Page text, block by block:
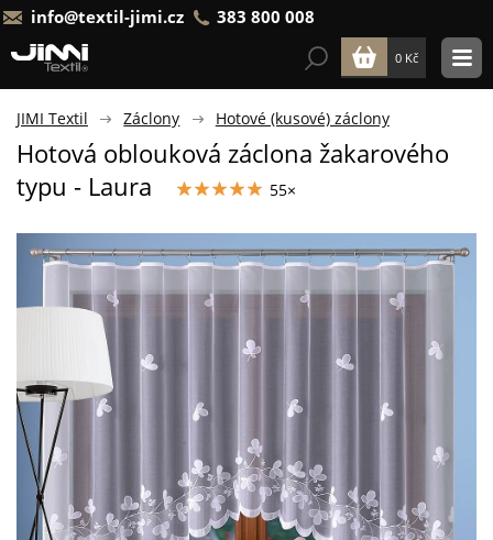
info@textil-jimi.cz 383 800 008
0 Kč
JIMI Textil Záclony Hotové (kusové) záclony
Hotová oblouková záclona žakarového
typu - Laura
55×